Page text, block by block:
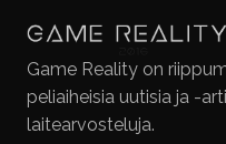
Game Reality on
peliaiheisia uutisia ja -
laitearvosteluja.